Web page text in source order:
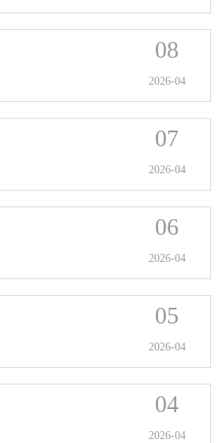
08
2026-04
07
2026-04
06
2026-04
05
2026-04
04
2026-04